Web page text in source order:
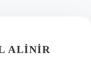
ALINIR